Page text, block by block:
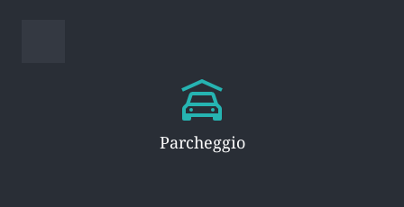
Parcheggio